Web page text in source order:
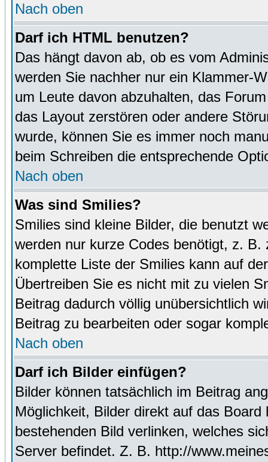
Nach oben
Darf ich HTML benutzen?
Das hängt davon ab, ob es vom
werden Sie nachher nur ein Klammer-
um Leute davon abzuhalten, das
das Layout zerstören oder andere
wurde, können Sie es immer noch
beim Schreiben die entsprechende
Nach oben
Was sind Smilies?
Smilies sind kleine Bilder, die benutzt
werden nur kurze Codes benötigt, z.
komplette Liste der Smilies kann auf
Übertreiben Sie es nicht mit zu vielen
Beitrag dadurch völlig unübersichtlich
Beitrag zu bearbeiten oder sogar
Nach oben
Darf ich Bilder einfügen?
Bilder können tatsächlich im Beitrag
Möglichkeit, Bilder direkt auf das
bestehenden Bild verlinken, welches
Server befindet. Z. B. http://